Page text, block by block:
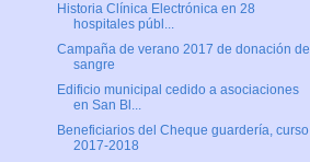
Historia Clínica Electrónica en 28
hospitales públ...
Campaña de verano 2017 de donación de
sangre
Edificio municipal cedido a asociaciones
en San Bl...
Beneficiarios del Cheque guardería, curso
2017-2018